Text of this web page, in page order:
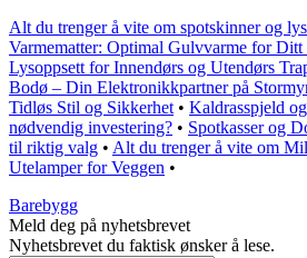
Alt du trenger å vite om spotskinner og
Varmematter: Optimal Gulvvarme for
Lysoppsett for Innendørs og Utendørs
Bodø – Din Elektronikkpartner på
Tidløs Stil og Sikkerhet • Kaldrasspjeld
nødvendig investering? • Spotkasser og
til riktig valg • Alt du trenger å vite om
Utelamper for Veggen •
Barebygg
Meld deg på nyhetsbrevet
Nyhetsbrevet du faktisk ønsker å lese.